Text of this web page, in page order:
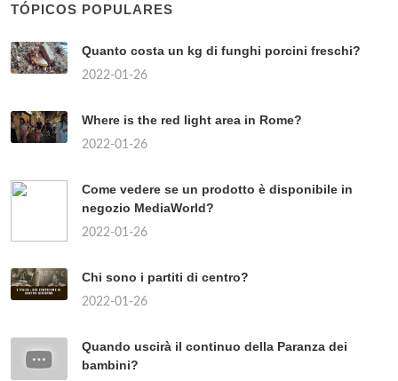
TÓPICOS POPULARES
Quanto costa un kg di funghi porcini freschi?
2022-01-26
Where is the red light area in Rome?
2022-01-26
Come vedere se un prodotto è disponibile in
negozio MediaWorld?
2022-01-26
Chi sono i partiti di centro?
2022-01-26
Quando uscirà il continuo della Paranza dei
bambini?